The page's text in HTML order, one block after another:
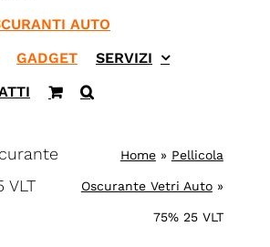
AUTO
GADGET
SERVIZI
VLT
Home» Pellicola
Oscurante Vetri Auto»
75% 25 VLT